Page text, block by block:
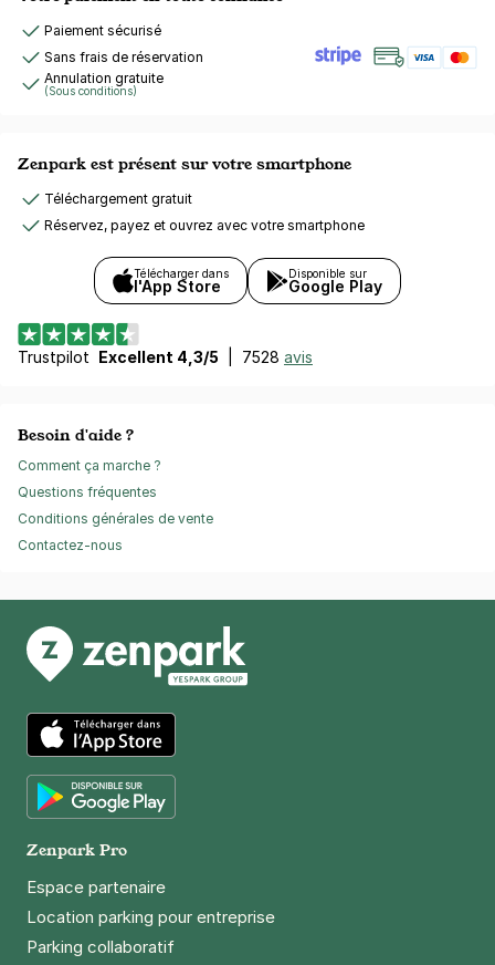
Paiement sécurisé
Sans frais de réservation
Annulation gratuite
(Sous conditions)
Zenpark est présent sur votre smartphone
Téléchargement gratuit
Réservez, payez et ouvrez avec votre smartphone
Télécharger dans
l'App Store
Disponible sur
Google Play
Trustpilot Excellent 4,3/5 7528 avis
Besoin d'aide ?
Comment ça marche ?
Questions fréquentes
Conditions générales de vente
Contactez-nous
App Store
Zenpark Pro
Espace partenaire
Location parking pour entreprise
Parking collaboratif